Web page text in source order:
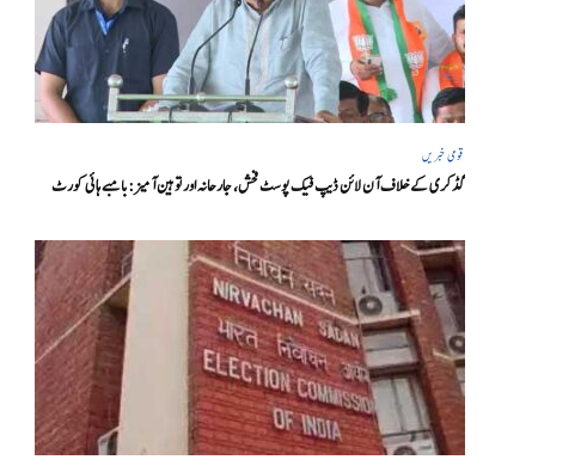
قومی خبریں
گڈکری کے خلاف آن لائن ڈیپ فیک پوسٹ فحش، جارحانہ اور توہین آمیز:بامبے ہائی کورٹ